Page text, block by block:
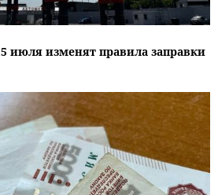
июля изменят правила заправки